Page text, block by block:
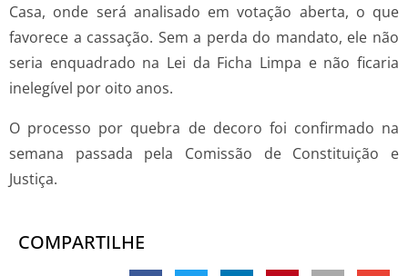
Casa, onde será analisado em votação aberta, o que
favorece a cassação. Sem a perda do mandato, ele não
seria enquadrado na Lei da Ficha Limpa e não ficaria
inelegível por oito anos.
O processo por quebra de decoro foi confirmado na
semana passada pela Comissão de Constituição e
Justiça.
COMPARTILHE